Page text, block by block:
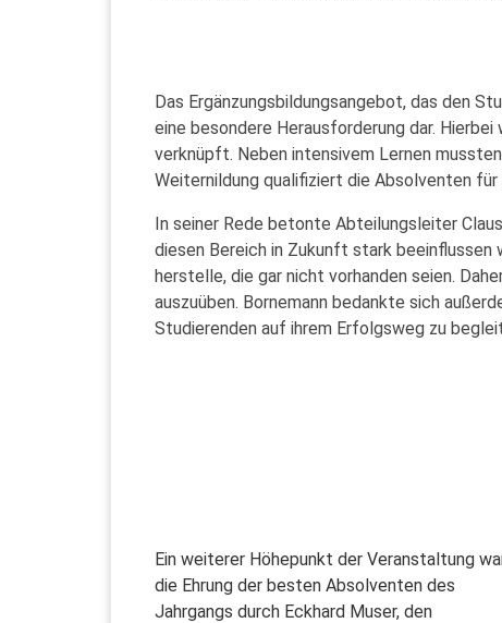
Das Ergänzungsbildungsangebot, das den
eine besondere Herausforderung dar.
verknüpft. Neben intensivem Lernen
Weiternildung qualifiziert die Absolventen
In seiner Rede betonte Abteilungsleiter
diesen Bereich in Zukunft stark beeinflussen
herstelle, die gar nicht vorhanden seien.
auszuüben. Bornemann bedankte sich
Studierenden auf ihrem Erfolgsweg zu
Ein weiterer Höhepunkt der Veranstaltung
die Ehrung der besten Absolventen des
Jahrgangs durch Eckhard Muser, den